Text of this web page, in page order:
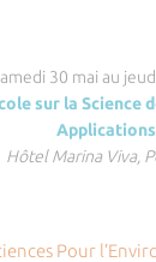
30 mai au
sur la Science
Applications
Hôtel Marina Viva,
Pour